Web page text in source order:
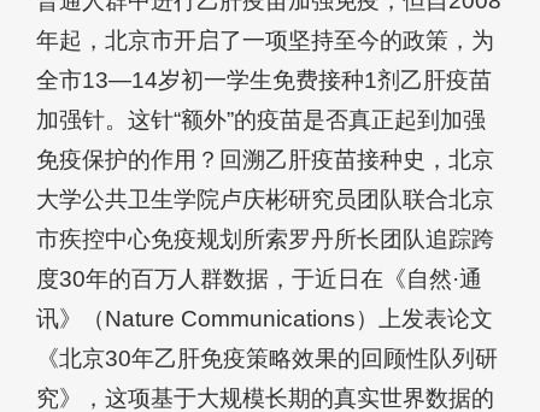
年起，北京市开启了一项坚持至今的政策，为
全市13—14岁初一学生免费接种1剂乙肝疫苗
加强针。这针“额外”的疫苗是否真正起到加强
免疫保护的作用？回溯乙肝疫苗接种史，北京
大学公共卫生学院卢庆彬研究员团队联合北京
市疾控中心免疫规划所索罗丹所长团队追踪跨
度30年的百万人群数据，于近日在《自然·通
讯》（Nature Communications）上发表论文
《北京30年乙肝免疫策略效果的回顾性队列研
究》
，这项基于大规模长期的真实世界数据的